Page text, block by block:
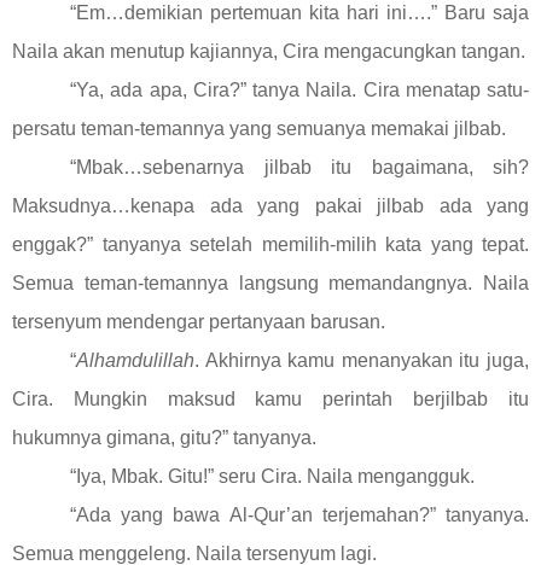
“Em…demikian pertemuan kita hari ini….” Baru saja
Naila akan menutup kajiannya, Cira mengacungkan tangan.
“Ya, ada apa, Cira?” tanya Naila. Cira menatap satu-
persatu teman-temannya yang semuanya memakai jilbab.
“Mbak…sebenarnya jilbab itu bagaimana, sih?
Maksudnya…kenapa ada yang pakai jilbab ada yang
enggak?” tanyanya setelah memilih-milih kata yang tepat.
Semua teman-temannya langsung memandangnya. Naila
tersenyum mendengar pertanyaan barusan.
“Alhamdulillah. Akhirnya kamu menanyakan itu juga,
Cira. Mungkin maksud kamu perintah berjilbab itu
hukumnya gimana, gitu?” tanyanya.
“Iya, Mbak. Gitu!” seru Cira. Naila mengangguk.
“Ada yang bawa Al-Qur’an terjemahan?” tanyanya.
Semua menggeleng. Naila tersenyum lagi.